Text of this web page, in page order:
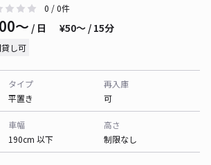
0 / 0件
〜 / 日 ¥50〜 / 15分
し可
タイプ
平置き
再入庫
可
車幅
190cm 以下
高さ
制限なし